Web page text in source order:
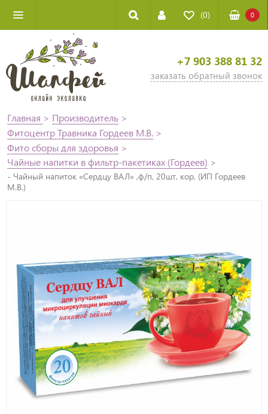
(0) 0
+7 903 388 81 32
заказать обратный звонок
Главная > Производитель >
Фитоцентр Травника Гордеев М.В. >
Фито сборы для здоровья >
Чайные напитки в фильтр-пакетиках (Гордеев) >
- Чайный напиток «Сердцу ВАЛ» ,ф/п, 20шт, кор. (ИП Гордеев
М.В.)